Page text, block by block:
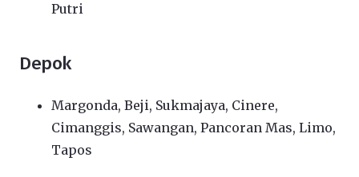
Putri
Depok
Margonda, Beji, Sukmajaya, Cinere,
Cimanggis, Sawangan, Pancoran Mas, Limo,
Tapos